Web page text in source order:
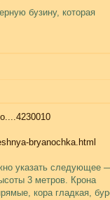
бузину, которая
bryanochka.html
указать следующее
3 метров. Крона
кора гладкая,